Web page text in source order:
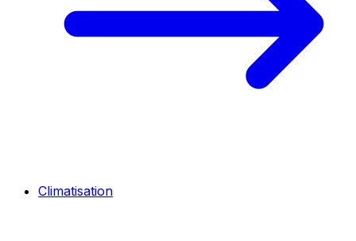
Climatisation